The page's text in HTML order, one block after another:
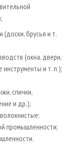
брусья и т.
(окна, двери,
и т. п.);
спички,
и др.);
промышленности;